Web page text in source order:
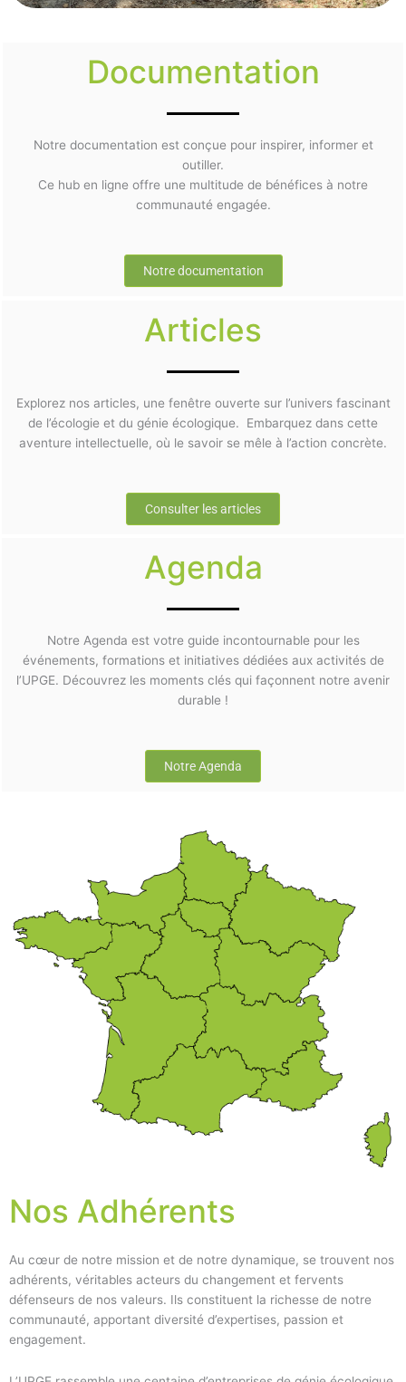
Documentation
Notre documentation est conçue pour inspirer, informer et
outiller.
Ce hub en ligne offre une multitude de bénéfices à notre
communauté engagée.
Notre documentation
Articles
Explorez nos articles, une fenêtre ouverte sur l’univers fascinant
de l’écologie et du génie écologique. Embarquez dans cette
aventure intellectuelle, où le savoir se mêle à l’action concrète.
Consulter les articles
Agenda
Notre Agenda est votre guide incontournable pour les
événements, formations et initiatives dédiées aux activités de
l’UPGE. Découvrez les moments clés qui façonnent notre avenir
durable !
Notre Agenda
Nos Adhérents
Au cœur de notre mission et de notre dynamique, se trouvent nos
adhérents, véritables acteurs du changement et fervents
défenseurs de nos valeurs. Ils constituent la richesse de notre
communauté, apportant diversité d’expertises, passion et
engagement.